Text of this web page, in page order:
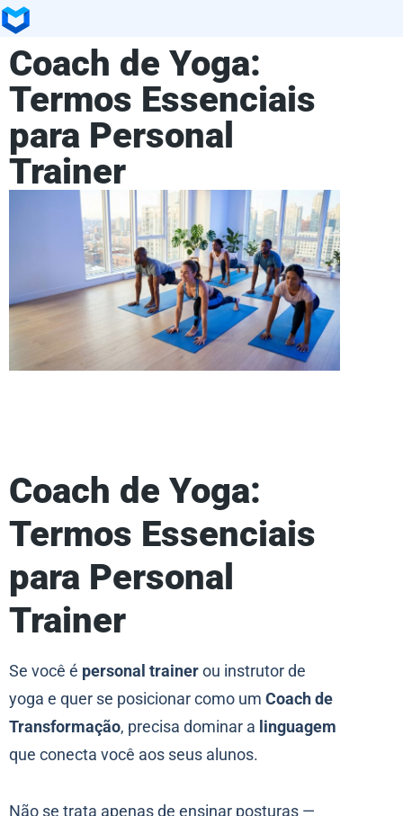
Coach de Yoga:
Termos Essenciais
para Personal
Trainer
Coach de Yoga:
Termos Essenciais
para Personal
Trainer
Se você é personal trainerou instrutor de
yoga e quer se posicionar como um Coach de
Transformação, precisa dominar a linguagem
que conecta você aos seus alunos.
Não se trata apenas de ensinar posturas —